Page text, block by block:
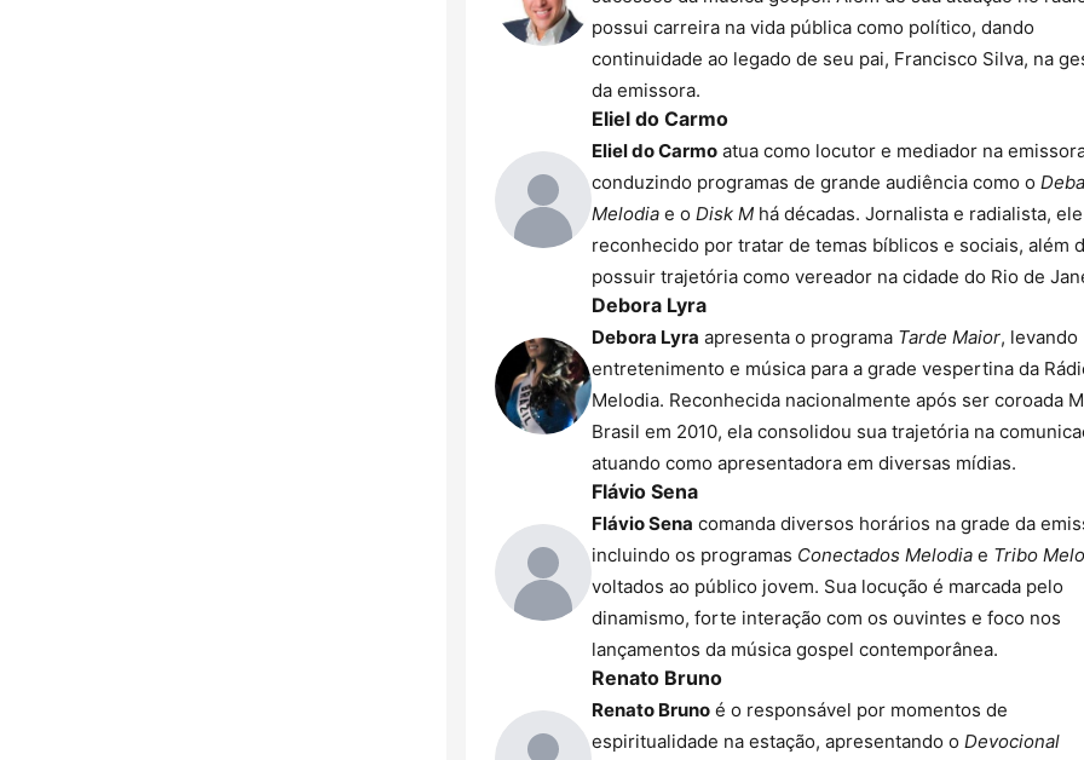
possui carreira na vida pública como político, dando
continuidade ao legado de seu pai, Francisco Silva, na
da emissora.
Eliel do Carmo
Eliel do Carmo atua como locutor e mediador na
conduzindo programas de grande audiência como o
Melodia e o Disk M há décadas. Jornalista e radialista,
reconhecido por tratar de temas bíblicos e sociais, além
possuir trajetória como vereador na cidade do Rio de
Debora Lyra
Debora Lyra apresenta o programa Tarde Maior, levando
entretenimento e música para a grade vespertina da
Melodia. Reconhecida nacionalmente após ser coroada
Brasil em 2010, ela consolidou sua trajetória na
atuando como apresentadora em diversas mídias.
Flávio Sena
Flávio Sena comanda diversos horários na grade da
incluindo os programas Conectados Melodia e Tribo
voltados ao público jovem. Sua locução é marcada pelo
dinamismo, forte interação com os ouvintes e foco nos
lançamentos da música gospel contemporânea.
Renato Bruno
Renato Bruno é o responsável por momentos de
espiritualidade na estação, apresentando o Devocional